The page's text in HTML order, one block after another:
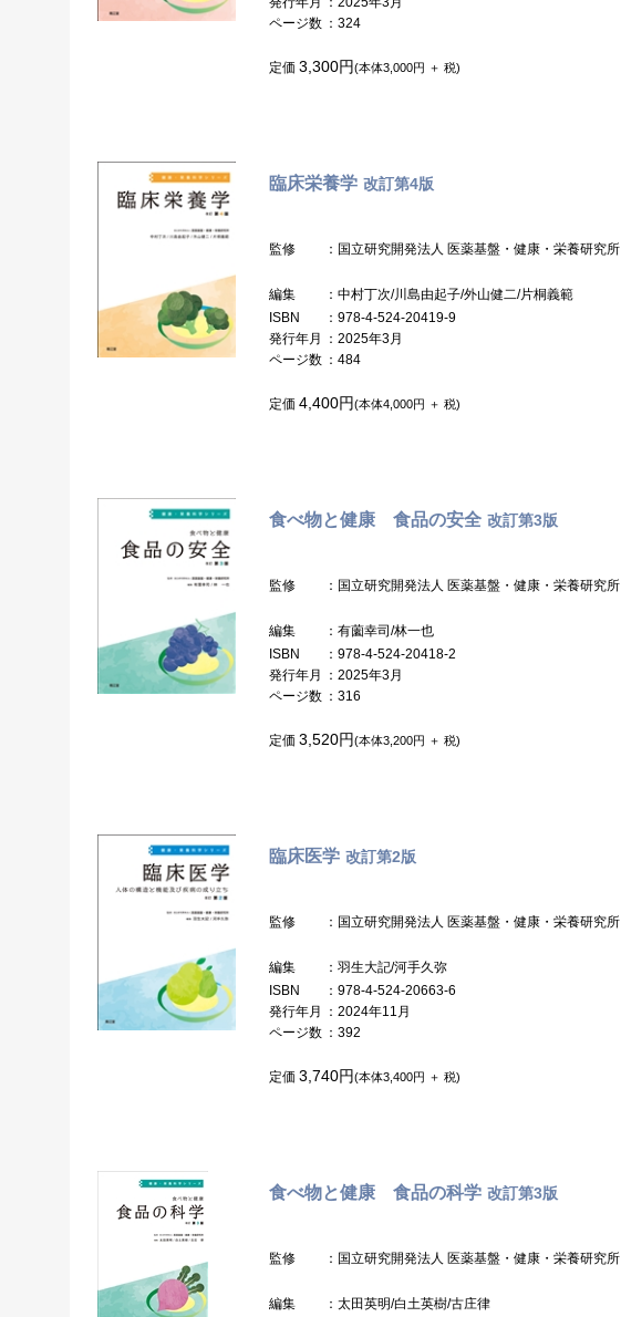
ページ数 ：324
定価 3,300円(本体3,000円 ＋ 税)
臨床栄養学 改訂第4版
監修 ：国立研究開発法人 医薬基盤・健康・栄養研究所
編集
：中村丁次/川島由起子/外山健二/片桐義範
ISBN
：978-4-524-20419-9
発行年月
：2025年3月
ページ数 ：484
定価 4,400円(本体4,000円 ＋ 税)
食べ物と健康 食品の安全 改訂第3版
監修 ：国立研究開発法人 医薬基盤・健康・栄養研究所
編集
：有薗幸司/林一也
ISBN
：978-4-524-20418-2
発行年月
：2025年3月
ページ数 ：316
定価 3,520円(本体3,200円 ＋ 税)
臨床医学 改訂第2版
監修 ：国立研究開発法人 医薬基盤・健康・栄養研究所
編集
：羽生大記/河手久弥
ISBN
：978-4-524-20663-6
発行年月
：2024年11月
ページ数 ：392
定価 3,740円(本体3,400円 ＋ 税)
食べ物と健康 食品の科学 改訂第3版
監修 ：国立研究開発法人 医薬基盤・健康・栄養研究所
編集
：太田英明/白土英樹/古庄律